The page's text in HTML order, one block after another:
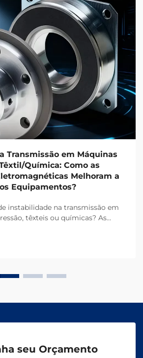
Transmissão em Máquinas
Química: Como as
Melhoram a
Equipamentos?
instabilidade na transmissão em
têxteis ou químicas? As
livre de amianto. Descubra
seu Orçamento